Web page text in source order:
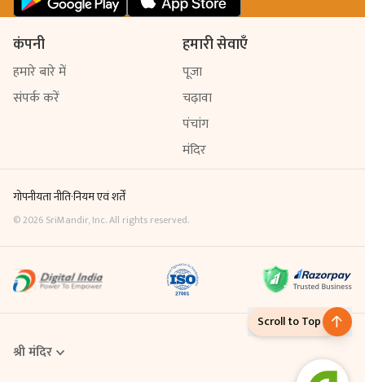
कंपनी
हमारे बारे में
संपर्क करें
हमारी सेवाएँ
पूजा
चढ़ावा
पंचांग
मंदिर
गोपनीयता नीति·नियम एवं शर्तें
©2026 SriMandir, Inc. All rights reserved.
श्री मंदिर
Scroll to Top